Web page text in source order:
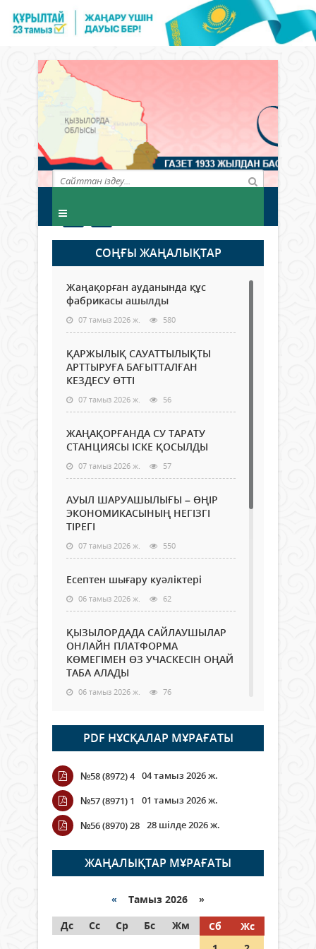
СОҢҒЫ ЖАҢАЛЫҚТАР
Жаңақорған ауданында құс
фабрикасы ашылды
07 тамыз 2026 ж. 580
ҚАРЖЫЛЫҚ САУАТТЫЛЫҚТЫ
АРТТЫРУҒА БАҒЫТТАЛҒАН
КЕЗДЕСУ ӨТТІ
07 тамыз 2026 ж. 56
ЖАҢАҚОРҒАНДА СУ ТАРАТУ
СТАНЦИЯСЫ ІСКЕ ҚОСЫЛДЫ
07 тамыз 2026 ж. 57
АУЫЛ ШАРУАШЫЛЫҒЫ – ӨҢІР
ЭКОНОМИКАСЫНЫҢ НЕГІЗГІ
ТІРЕГІ
07 тамыз 2026 ж. 550
Есептен шығару куәліктері
06 тамыз 2026 ж. 62
ҚЫЗЫЛОРДАДА САЙЛАУШЫЛАР
ОНЛАЙН ПЛАТФОРМА
КӨМЕГІМЕН ӨЗ УЧАСКЕСІН ОҢАЙ
ТАБА АЛАДЫ
06 тамыз 2026 ж. 76
Open Air: Қызылорда облысы
полиция департаменті 20
мыңнан астам көрерменнің
қауіпсіздігін қамтамасыз етті
06 тамыз 2026 ж.
Wi-Fi ҚАБЫРҒА АРҚЫЛЫ ҚАЛАЙ
ӨТЕДІ?
06 тамыз 2026 ж. 254
граждане Казахстана,
05 тамыз 2026 ж. 133
PDF НҰСҚАЛАР МҰРАҒАТЫ
№58 (8972) 4 04 тамыз 2026 ж.
№57 (8971) 1
01 тамыз 2026 ж.
№56 (8970) 28 28 шілде 2026 ж.
ЖАҢАЛЫҚТАР МҰРАҒАТЫ
« Тамыз 2026 »
Дс
Сс Ср Бс Жм Сб
Жс